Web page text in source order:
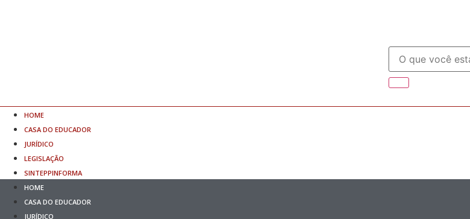
HOME
CASA DO EDUCADOR
JURÍDICO
LEGISLAÇÃO
SINTEPPINFORMA
HOME
CASA DO EDUCADOR
JURÍDICO